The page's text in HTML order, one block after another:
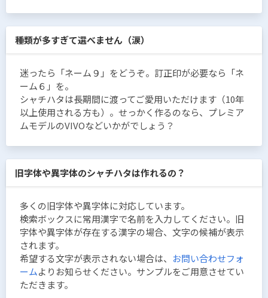
種類が多すぎて選べません（涙）
迷ったら「ネーム９」をどうぞ。訂正印が必要なら「ネ
ーム６」を。
シャチハタは長期間に渡ってご愛用いただけます（10年
以上使用される方も）。せっかく作るのなら、プレミア
ムモデルのVIVOなどいかがでしょう？
旧字体や異字体のシャチハタは作れるの？
多くの旧字体や異字体に対応しています。
検索ボックスに常用漢字で名前を入力してください。旧
字体や異字体が存在する漢字の場合、文字の候補が表示
されます。
希望する文字が表示されない場合は、 お問い合わせフォ
ームよりお知らせください。サンプルをご用意させてい
ただきます。